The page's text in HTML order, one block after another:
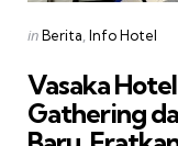
Categories
Posted
inBerita Info Hotel
Vasaka
Gathering